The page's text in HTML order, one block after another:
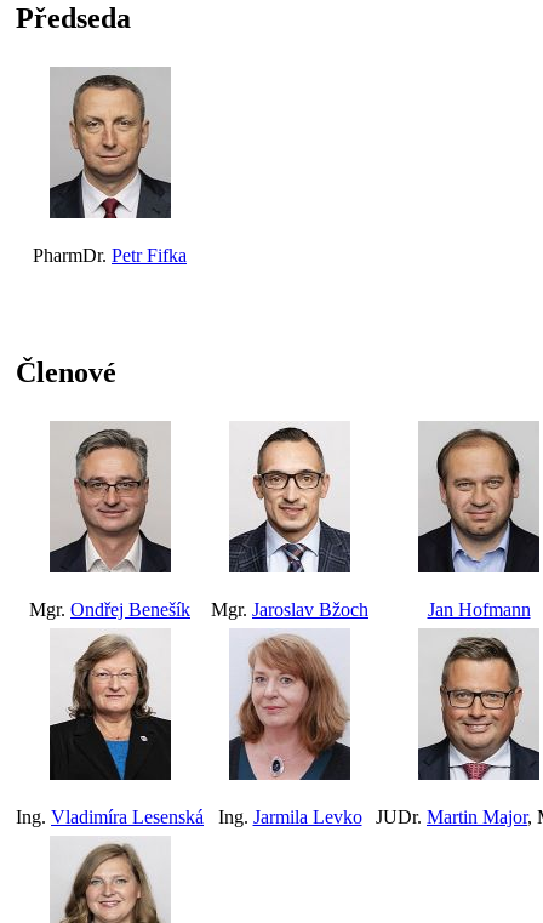
Předseda
PharmDr. Petr Fifka
Členové
Mgr. Ondřej Benešík Mgr. Jaroslav Bžoch Jan Hofmann
Ing. Vladimíra Lesenská Ing. Jarmila Levko JUDr. Martin Major,